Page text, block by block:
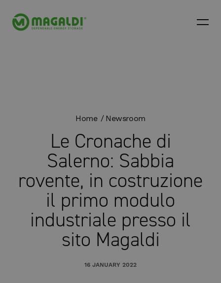
Home Newsroom
Le Cronache di
Salerno: Sabbia
rovente, in costruzione
il primo modulo
industriale presso il
sito Magaldi
16 JANUARY 2022